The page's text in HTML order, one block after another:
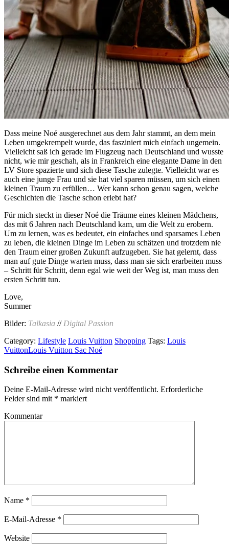
Dass meine Noé ausgerechnet aus dem Jahr stammt, an dem mein
Leben umgekrempelt wurde, das fasziniert mich einfach ungemein.
Vielleicht saß ich gerade im Flugzeug nach Deutschland und wusste
nicht, wie mir geschah, als in Frankreich eine elegante Dame in den
LV Store spazierte und sich diese Tasche zulegte. Vielleicht war es
auch eine junge Frau und sie hat viel sparen müssen, um sich einen
kleinen Traum zu erfüllen… Wer kann schon genau sagen, welche
Geschichten die Tasche schon erlebt hat?
Für mich steckt in dieser Noé die Träume eines kleinen Mädchens,
das mit 6 Jahren nach Deutschland kam, um die Welt zu erobern.
Um zu lernen, was es bedeutet, ein einfaches und sparsames Leben
zu leben, die kleinen Dinge im Leben zu schätzen und trotzdem nie
den Traum einer großen Zukunft aufzugeben. Sie hat gelernt, dass
man auf gute Dinge warten muss, dass man sie sich erarbeiten muss
– Schritt für Schritt, denn egal wie weit der Weg ist, man muss den
ersten Schritt tun.
Love,
Summer
Bilder: Talkasia // Digital Passion
Category: Lifestyle Louis Vuitton Shopping Tags: Louis
VuittonLouis Vuitton Sac Noé
Schreibe einen Kommentar
Deine E-Mail-Adresse wird nicht veröffentlicht. Erforderliche
Felder sind mit * markiert
Kommentar
Name *
E-Mail-Adresse *
Website